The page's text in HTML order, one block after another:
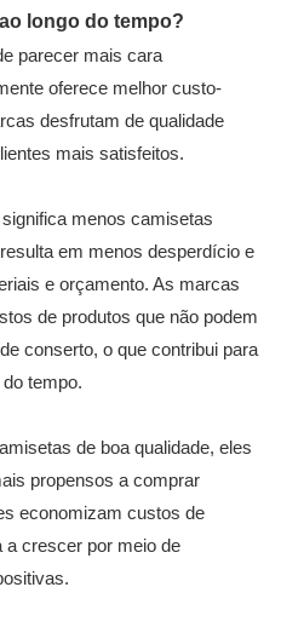
longo do tempo?
parecer mais cara
oferece melhor custo-
desfrutam de qualidade
mais satisfeitos.
menos camisetas
em menos desperdício e
e orçamento. As marcas
de produtos que não podem
conserto, o que contribui para
tempo.
de boa qualidade, eles
propensos a comprar
economizam custos de
a crescer por meio de